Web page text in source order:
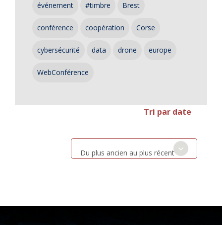
événement #timbre Brest
conférence coopération Corse
cybersécurité data drone europe
WebConférence
Tri par date
Du plus ancien au plus récent